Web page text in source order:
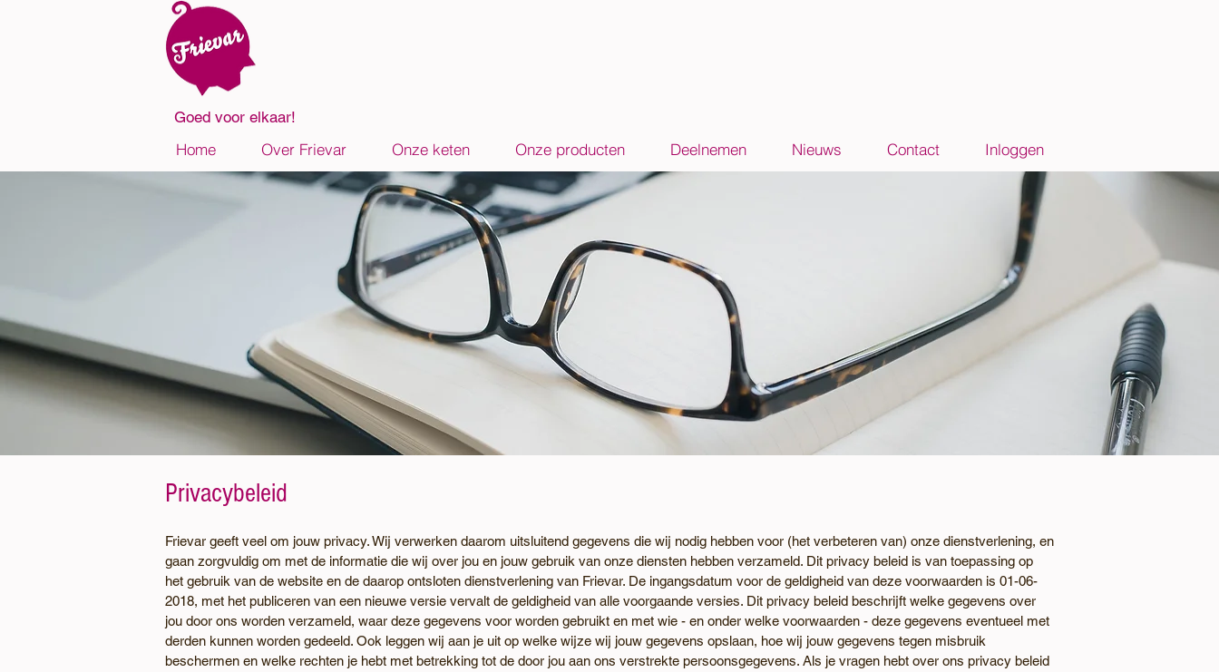
Goed voor elkaar!
Privacybeleid
Frievar geeft veel om jouw privacy. Wij verwerken daarom uitsluitend gegevens die wij nodig hebben voor (het verbeteren van) onze dienstverlening, en
gaan zorgvuldig om met de informatie die wij over jou en jouw gebruik van onze diensten hebben verzameld. Dit privacy beleid is van toepassing op
het gebruik van de website en de daarop ontsloten dienstverlening van Frievar. De ingangsdatum voor de geldigheid van deze voorwaarden is 01-06-
2018, met het publiceren van een nieuwe versie vervalt de geldigheid van alle voorgaande versies. Dit privacy beleid beschrijft welke gegevens over
jou door ons worden verzameld, waar deze gegevens voor worden gebruikt en met wie - en onder welke voorwaarden - deze gegevens eventueel met
derden kunnen worden gedeeld. Ook leggen wij aan je uit op welke wijze wij jouw gegevens opslaan, hoe wij jouw gegevens tegen misbruik
beschermen en welke rechten je hebt met betrekking tot de door jou aan ons verstrekte persoonsgegevens. Als je vragen hebt over ons privacy beleid
Home Over Frievar Onze keten Onze producten Deelnemen Nieuws Contact Inloggen